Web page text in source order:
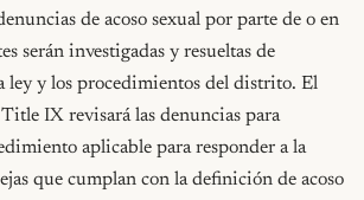
de acoso sexual por parte de o en
serán investigadas y resueltas de
ley y los procedimientos del distrito. El
IX revisará las denuncias para
aplicable para responder a la
que cumplan con la definición de acoso